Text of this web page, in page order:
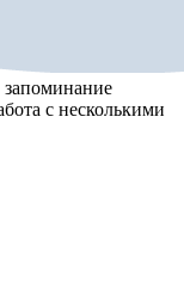
с несколькими